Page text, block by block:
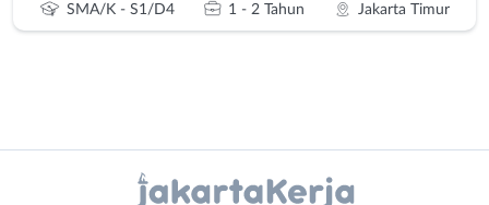
SMA/K - S1/D4 1 - 2 Tahun Jakarta Timur
X - Twitter Telegram
Kanal Lainnya..